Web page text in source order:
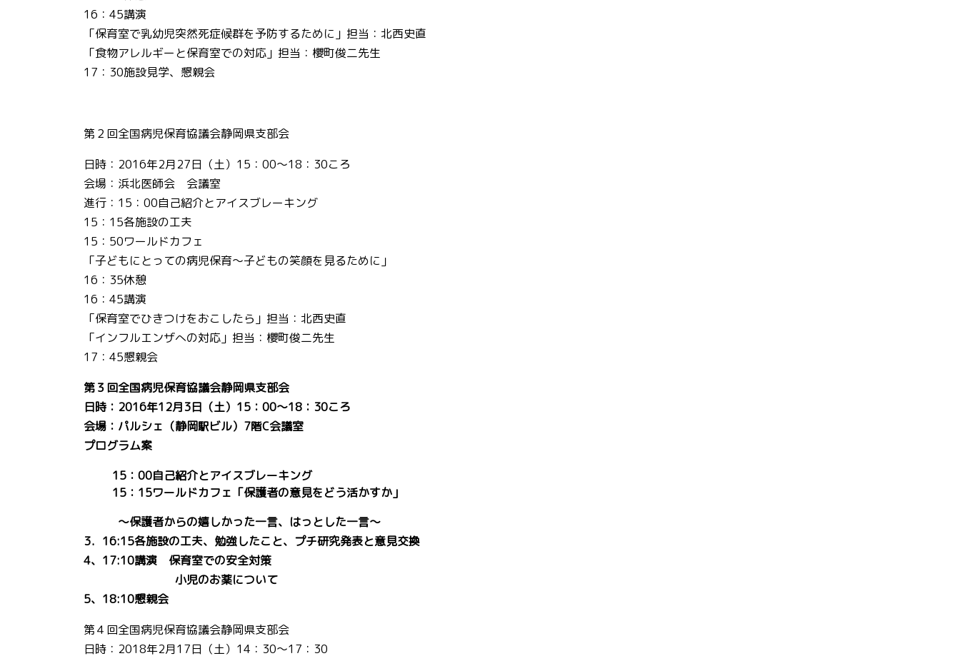
16：45講演
「保育室で乳幼児突然死症候群を予防するために」担当：北西史直
「食物アレルギーと保育室での対応」担当：櫻町俊二先生
17：30施設見学、懇親会
第２回全国病児保育協議会静岡県支部会
日時：2016年2月27日（土）15：00～18：30ころ
会場：浜北医師会 会議室
進行：15：00自己紹介とアイスブレーキング
15：15各施設の工夫
15：50ワールドカフェ
「子どもにとっての病児保育～子どもの笑顔を見るために」
16：35休憩
16：45講演
「保育室でひきつけをおこしたら」担当：北西史直
「インフルエンザへの対応」担当：櫻町俊二先生
17：45懇親会
第３回全国病児保育協議会静岡県支部会
日時：2016年12月3日（土）15：00～18：30ころ
会場：パルシェ（静岡駅ビル）7階C会議室
プログラム案
15 ：00自己紹介とアイスブレーキング
15 ：15ワールドカフェ「保護者の意見をどう活かすか」
～保護者からの嬉しかった一言、はっとした一言～
3．16:15各施設の工夫、勉強したこと、プチ研究発表と意見交換
4、17:10講演 保育室での安全対策
小児のお薬について
5、18:10懇親会
第４回全国病児保育協議会静岡県支部会
日時：2018年2月17日（土）14：30～17：30